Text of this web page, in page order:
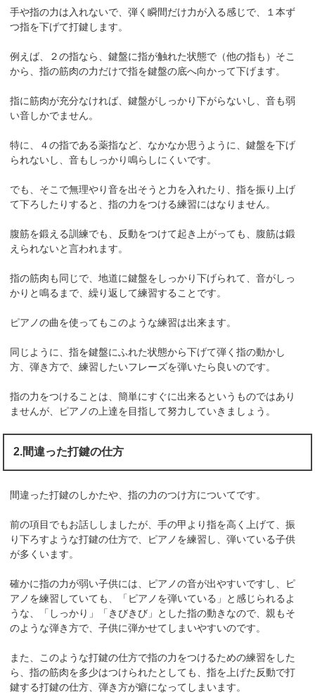
手や指の力は入れないで、弾く瞬間だけ力が入る感じで、１本ず
つ指を下げて打鍵します。
例えば、２の指なら、鍵盤に指が触れた状態で（他の指も）そこ
から、指の筋肉の力だけで指を鍵盤の底へ向かって下げます。
指に筋肉が充分なければ、鍵盤がしっかり下がらないし、音も弱
い音しかでません。
特に、４の指である薬指など、なかなか思うように、鍵盤を下げ
られないし、音もしっかり鳴らしにくいです。
でも、そこで無理やり音を出そうと力を入れたり、指を振り上げ
て下ろしたりすると、指の力をつける練習にはなりません。
腹筋を鍛える訓練でも、反動をつけて起き上がっても、腹筋は鍛
えられないと言われます。
指の筋肉も同じで、地道に鍵盤をしっかり下げられて、音がしっ
かりと鳴るまで、繰り返して練習することです。
ピアノの曲を使ってもこのような練習は出来ます。
同じように、指を鍵盤にふれた状態から下げて弾く指の動かし
方、弾き方で、練習したいフレーズを弾いたら良いのです。
指の力をつけることは、簡単にすぐに出来るというものではあり
ませんが、ピアノの上達を目指して努力していきましょう。
2.間違った打鍵の仕方
間違った打鍵のしかたや、指の力のつけ方についてです。
前の項目でもお話ししましたが、手の甲より指を高く上げて、振
り下ろすような打鍵の仕方で、ピアノを練習し、弾いている子供
が多くいます。
確かに指の力が弱い子供には、ピアノの音が出やすいですし、ピ
アノを練習していても、「ピアノを弾いている」と感じられるよ
うな、「しっかり」「きびきび」とした指の動きなので、親もそ
のような弾き方で、子供に弾かせてしまいやすいのです。
また、このような打鍵の仕方で指の力をつけるための練習をした
ら、指の筋肉を多少はつけられたとしても、指を上げた反動で打
鍵する打鍵の仕方、弾き方が癖になってしまいます。